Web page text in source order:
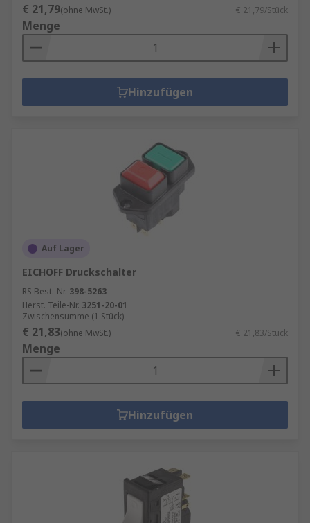
€ 21,79(ohne MwSt.) € 21,79/Stück
Menge
Hinzufügen
Auf Lager
EICHOFF Druckschalter
RS Best.-Nr. 398-5263
Herst. Teile-Nr. 3251-20-01
Zwischensumme (1 Stück)
€ 21,83(ohne MwSt.) € 21,83/Stück
Menge
Hinzufügen